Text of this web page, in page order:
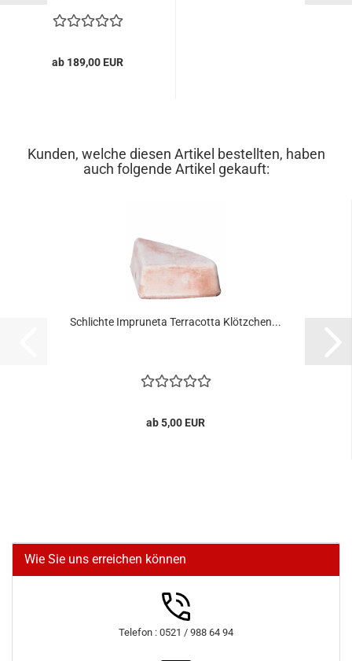
ab 189,00 EUR
Kunden, welche diesen Artikel bestellten, haben
auch folgende Artikel gekauft:
Schlichte Impruneta Terracotta Klötzchen...
ab 5,00 EUR
Wie Sie uns erreichen können
Telefon : 0521 / 988 64 94